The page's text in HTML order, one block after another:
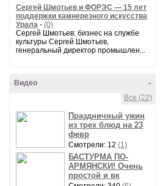
Сергей Шмотьев и ФОРЭС — 15 лет
поддержки камнерезного искусства
Урала - (0)
Сергей Шмотьев: бизнес на службе
культуры Сергей Шмотьев,
генеральный директор промышлен...
-
Видео
Все (22)
Праздничный ужин
из трех блюд на 23
февр
Смотрели: 12 (1)
БАСТУРМА ПО-
АРМЯНСКИ! Очень
простой и вк